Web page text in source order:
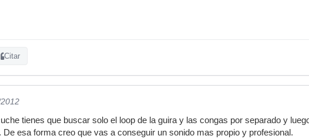
Citar
tienes que buscar solo el loop de la guira y las congas por separado y
esa forma creo que vas a conseguir un sonido mas propio y profesional.